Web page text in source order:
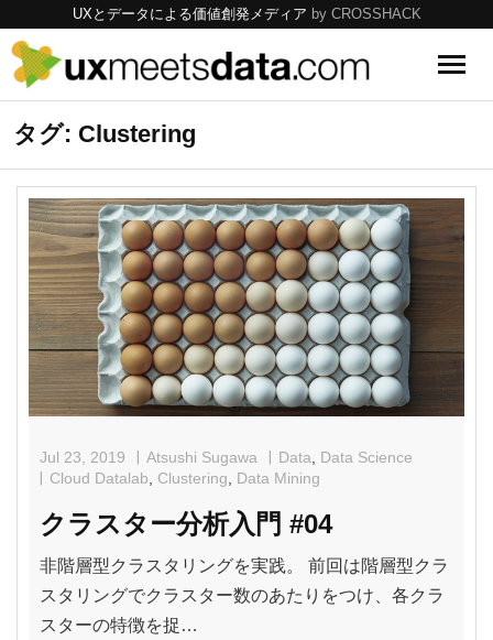
UXとデータによる価値創発メディア by CROSSHACK
UX
Data
Tools
Topics
タグ: Clustering
Jul 23, 2019 Atsushi Sugawa Data
Data Science
Cloud Datalab
Clustering Data Mining
クラスター分析入門 #04
非階層型クラスタリングを実践。 前回は階層型クラ
スタリングでクラスター数のあたりをつけ、各クラ
スターの特徴を捉…